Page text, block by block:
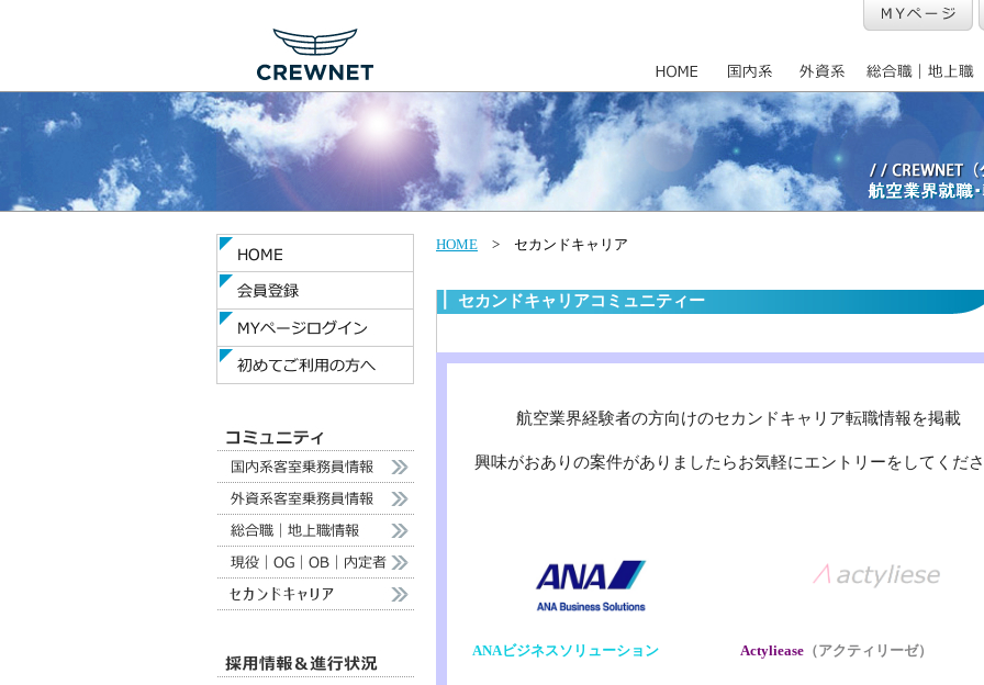
HOME > セカンドキャリア
セカンドキャリアコミュニティー
航空業界経験者の方向けのセカンドキャリア転職情報を掲載
興味がおありの案件がありましたらお気軽にエントリーをしてくだ
ANAビジネスソリューション Actyliease （アクティリーゼ）